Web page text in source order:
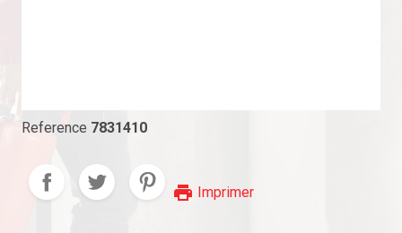
Reference 7831410
print Imprimer